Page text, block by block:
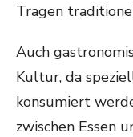
Tragen
Auch
Kultur, da
konsumiert
zwischen Essen